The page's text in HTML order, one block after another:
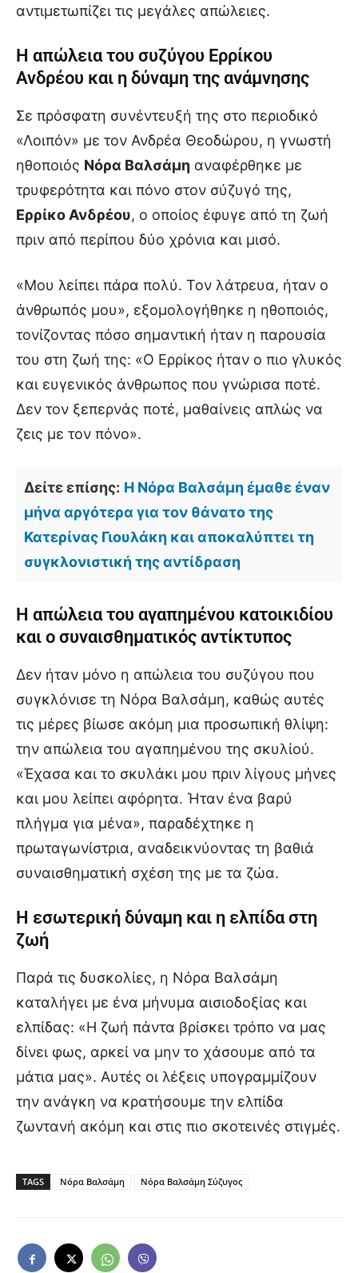
αντιμετωπίζει τις μεγάλες απώλειες.
Η απώλεια του συζύγου Ερρίκου
Ανδρέου και η δύναμη της ανάμνησης
Σε πρόσφατη συνέντευξή της στο περιοδικό
«Λοιπόν» με τον Ανδρέα Θεοδώρου, η γνωστή
ηθοποιός Νόρα Βαλσάμη αναφέρθηκε με
τρυφερότητα και πόνο στον σύζυγό της,
Ερρίκο Ανδρέου, ο οποίος έφυγε από τη ζωή
πριν από περίπου δύο χρόνια και μισό.
«Μου λείπει πάρα πολύ. Τον λάτρευα, ήταν ο
άνθρωπός μου», εξομολογήθηκε η ηθοποιός,
τονίζοντας πόσο σημαντική ήταν η παρουσία
του στη ζωή της: «Ο Ερρίκος ήταν ο πιο γλυκός
και ευγενικός άνθρωπος που γνώρισα ποτέ.
Δεν τον ξεπερνάς ποτέ, μαθαίνεις απλώς να
ζεις με τον πόνο».
Δείτε επίσης: Η Νόρα Βαλσάμη έμαθε έναν
μήνα αργότερα για τον θάνατο της
Κατερίνας Γιουλάκη και αποκαλύπτει τη
συγκλονιστική της αντίδραση
Η απώλεια του αγαπημένου κατοικιδίου
και ο συναισθηματικός αντίκτυπος
Δεν ήταν μόνο η απώλεια του συζύγου που
συγκλόνισε τη Νόρα Βαλσάμη, καθώς αυτές
τις μέρες βίωσε ακόμη μια προσωπική θλίψη:
την απώλεια του αγαπημένου της σκυλίού.
«Έχασα και το σκυλάκι μου πριν λίγους μήνες
και μου λείπει αφόρητα. Ήταν ένα βαρύ
πλήγμα για μένα», παραδέχτηκε η
πρωταγωνίστρια, αναδεικνύοντας τη βαθιά
συναισθηματική σχέση της με τα ζώα.
Η εσωτερική δύναμη και η ελπίδα στη
ζωή
Παρά τις δυσκολίες, η Νόρα Βαλσάμη
καταλήγει με ένα μήνυμα αισιοδοξίας και
ελπίδας: «Η ζωή πάντα βρίσκει τρόπο να μας
δίνει φως, αρκεί να μην το χάσουμε από τα
μάτια μας». Αυτές οι λέξεις υπογραμμίζουν
την ανάγκη να κρατήσουμε την ελπίδα
ζωντανή ακόμη και στις πιο σκοτεινές στιγμές.
TAGS Νόρα Βαλσάμη Νόρα Βαλσάμη Σύζυγος